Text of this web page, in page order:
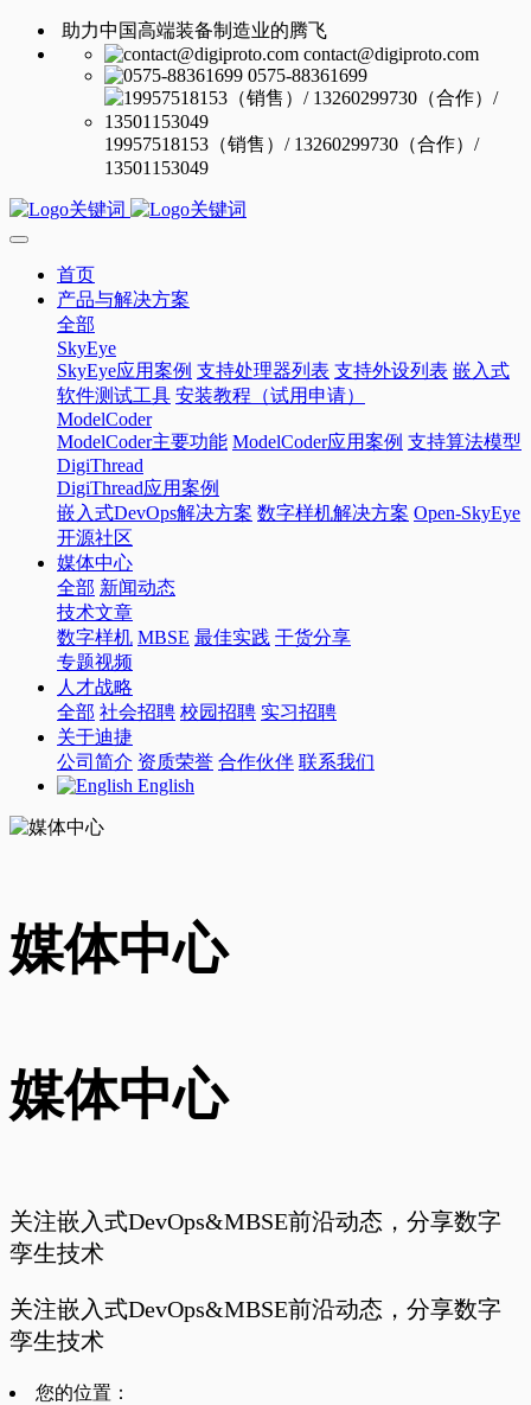
助力中国高端装备制造业的腾飞
contact@digiproto.com
0575-88361699
19957518153（销售）/ 13260299730（合作）/
13501153049
首页
产品与解决方案
全部
SkyEye
SkyEye应用案例 支持处理器列表 支持外设列表 嵌入式
软件测试工具 安装教程（试用申请）
ModelCoder
ModelCoder主要功能 ModelCoder应用案例 支持算法模型
DigiThread
DigiThread应用案例
嵌入式DevOps解决方案 数字样机解决方案 Open-SkyEye
开源社区
媒体中心
全部 新闻动态
技术文章
数字样机 MBSE 最佳实践 干货分享
专题视频
人才战略
全部 社会招聘 校园招聘 实习招聘
关于迪捷
公司简介 资质荣誉 合作伙伴 联系我们
English
媒体中心
媒体中心
关注嵌入式DevOps&MBSE前沿动态，分享数字
孪生技术
关注嵌入式DevOps&MBSE前沿动态，分享数字
孪生技术
您的位置：